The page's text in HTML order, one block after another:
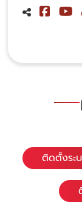
ติดตั้งระ